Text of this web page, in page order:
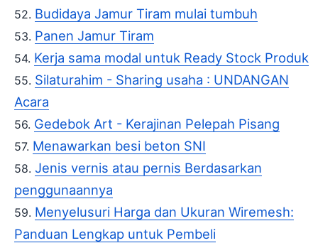
Budidaya Jamur Tiram mulai tumbuh
Panen Jamur Tiram
Kerja sama modal untuk Ready Stock Produk
Silaturahim - Sharing usaha : UNDANGAN
Acara
Gedebok Art - Kerajinan Pelepah Pisang
Menawarkan besi beton SNI
Jenis vernis atau pernis Berdasarkan
penggunaannya
Menyelusuri Harga dan Ukuran Wiremesh:
Panduan Lengkap untuk Pembeli